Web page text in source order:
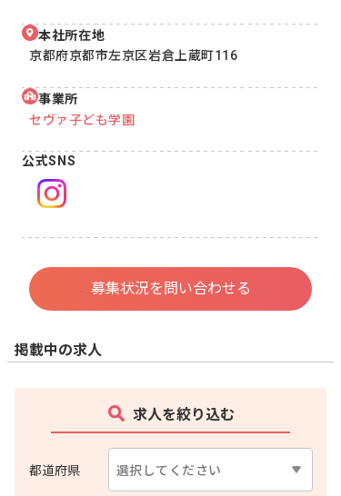
本社所在地
京都府京都市左京区岩倉上蔵町116
事業所
セヴァ子ども学園
公式SNS
募集状況を問い合わせる
掲載中の求人
求人を絞り込む
都道府県